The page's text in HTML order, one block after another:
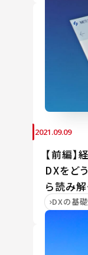
2021.09.09
【前編
DXをど
ら読み
DXの基